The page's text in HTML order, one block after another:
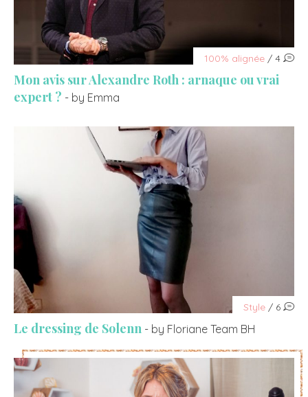
100% alignée / 4
Mon avis sur Alexandre Roth : arnaque ou vrai
expert ? - by Emma
Style / 6
Le dressing de Solenn - by Floriane Team BH